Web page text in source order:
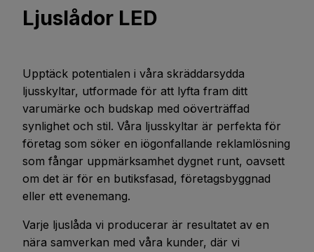
Ljuslådor LED
Upptäck potentialen i våra skräddarsydda
ljusskyltar, utformade för att lyfta fram ditt
varumärke och budskap med oöverträffad
synlighet och stil. Våra ljusskyltar är perfekta för
företag som söker en iögonfallande reklamlösning
som fångar uppmärksamhet dygnet runt, oavsett
om det är för en butiksfasad, företagsbyggnad
eller ett evenemang.
Varje ljuslåda vi producerar är resultatet av en
nära samverkan med våra kunder, där vi